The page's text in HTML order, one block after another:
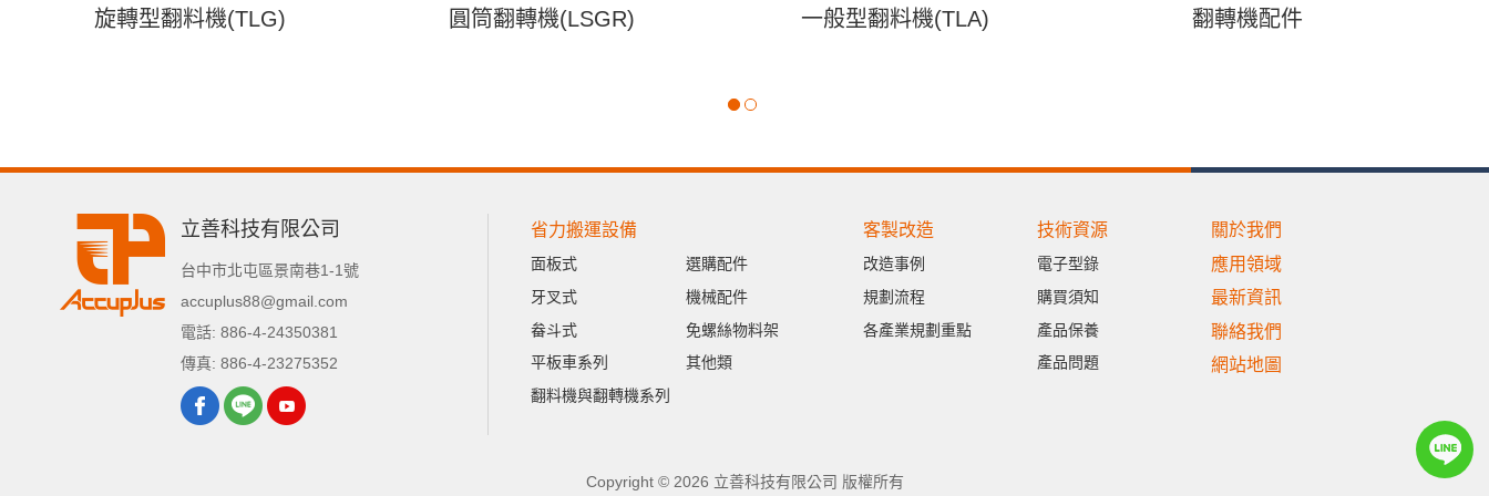
旋轉型翻料機(TLG) 圓筒翻轉機(LSGR) 一般型翻料機(TLA) 翻轉機配件
立善科技有限公司
台中市北屯區景南巷1-1號
accuplus88@gmail.com
電話: 886-4-24350381
傳真: 886-4-23275352
省力搬運設備
面板式
牙叉式
畚斗式
平板車系列
翻料機與翻轉機系列
選購配件
機械配件
免螺絲物料架
其他類
客製改造
改造事例
規劃流程
各產業規劃重點
技術資源
電子型錄
購買須知
產品保養
產品問題
關於我們
應用領域
最新資訊
聯絡我們
網站地圖
Copyright © 2026 立善科技有限公司 版權所有